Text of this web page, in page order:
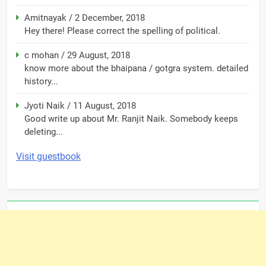
Amitnayak / 2 December, 2018
Hey there! Please correct the spelling of political.
c mohan / 29 August, 2018
know more about the bhaipana / gotgra system. detailed
history...
Jyoti Naik / 11 August, 2018
Good write up about Mr. Ranjit Naik. Somebody keeps
deleting...
Visit guestbook